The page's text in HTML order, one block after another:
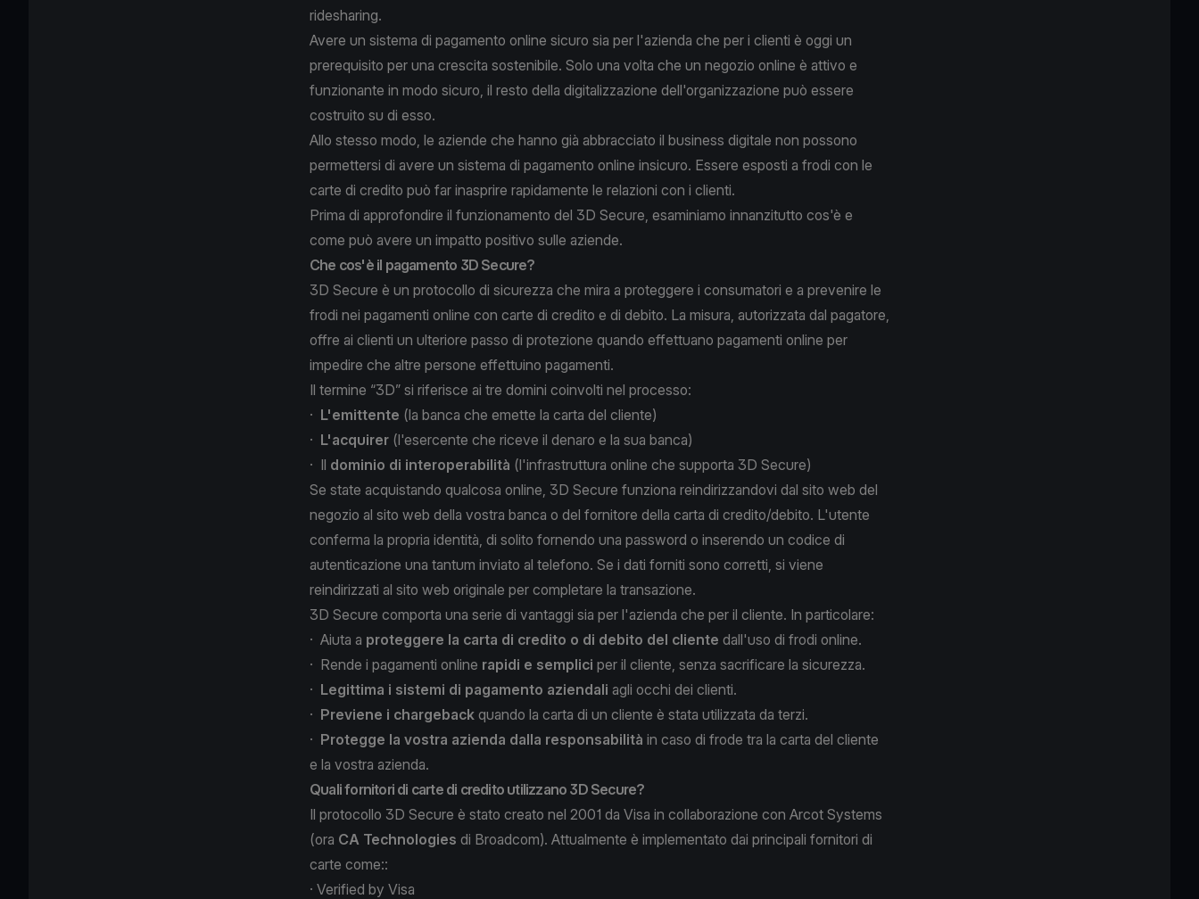
ridesharing.
Avere un sistema di pagamento online sicuro sia per l'azienda che per i clienti è oggi un
prerequisito per una crescita sostenibile. Solo una volta che un negozio online è attivo e
funzionante in modo sicuro, il resto della digitalizzazione dell'organizzazione può essere
costruito su di esso.
Allo stesso modo, le aziende che hanno già abbracciato il business digitale non possono
permettersi di avere un sistema di pagamento online insicuro. Essere esposti a frodi con le
carte di credito può far inasprire rapidamente le relazioni con i clienti.
Prima di approfondire il funzionamento del 3D Secure, esaminiamo innanzitutto cos'è e
come può avere un impatto positivo sulle aziende.
Che cos'è il pagamento 3D Secure?
3D Secure è un protocollo di sicurezza che mira a proteggere i consumatori e a prevenire le
frodi nei pagamenti online con carte di credito e di debito. La misura, autorizzata dal pagatore,
offre ai clienti un ulteriore passo di protezione quando effettuano pagamenti online per
impedire che altre persone effettuino pagamenti.
Il termine “3D” si riferisce ai tre domini coinvolti nel processo:
· L'emittente (la banca che emette la carta del cliente)
· L'acquirer (l'esercente che riceve il denaro e la sua banca)
· Il dominio di interoperabilità (l'infrastruttura online che supporta 3D Secure)
Se state acquistando qualcosa online, 3D Secure funziona reindirizzandovi dal sito web del
negozio al sito web della vostra banca o del fornitore della carta di credito/debito. L'utente
conferma la propria identità, di solito fornendo una password o inserendo un codice di
autenticazione una tantum inviato al telefono. Se i dati forniti sono corretti, si viene
reindirizzati al sito web originale per completare la transazione.
3D Secure comporta una serie di vantaggi sia per l'azienda che per il cliente. In particolare:
· Aiuta a proteggere la carta di credito o di debito del cliente dall'uso di frodi online.
· Rende i pagamenti online rapidi e semplici per il cliente, senza sacrificare la sicurezza.
· Legittima i sistemi di pagamento aziendali agli occhi dei clienti.
· Previene i chargeback quando la carta di un cliente è stata utilizzata da terzi.
· Protegge la vostra azienda dalla responsabilità in caso di frode tra la carta del cliente
e la vostra azienda.
Quali fornitori di carte di credito utilizzano 3D Secure?
Il protocollo 3D Secure è stato creato nel 2001 da Visa in collaborazione con Arcot Systems
(ora CA Technologies di Broadcom). Attualmente è implementato dai principali fornitori di
carte come::
· Verified by Visa